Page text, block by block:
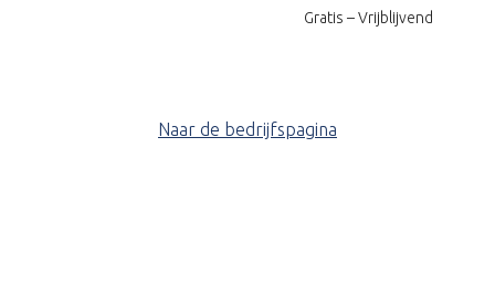
Gratis – Vrijblijvend
Naar de bedrijfspagina